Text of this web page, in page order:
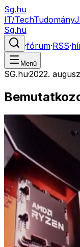
Sg.hu
IT/TechTudomány
Sg.hu
·fórum·RSS·
Menü
SG.hu·2022.